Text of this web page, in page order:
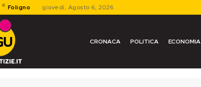
C Foligno giovedì, Agosto 6, 2026
CRONACA POLITICA ECONOMIA